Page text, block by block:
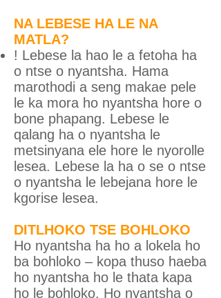
NA LEBESE HA LE NA
MATLA?
! Lebese la hao le a fetoha ha
o ntse o nyantsha. Hama
marothodi a seng makae pele
le ka mora ho nyantsha hore o
bone phapang. Lebese le
qalang ha o nyantsha le
metsinyana ele hore le nyorolle
lesea. Lebese la ha o se o ntse
o nyantsha le lebejana hore le
kgorise lesea.
DITLHOKO TSE BOHLOKO
Ho nyantsha ha ho a lokela ho
ba bohloko – kopa thuso haeba
ho nyantsha ho le thata kapa
ho le bohloko. Ho nyantsha o